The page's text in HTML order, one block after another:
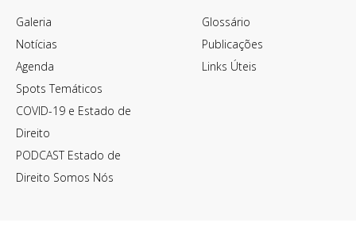
Galeria
Notícias
Agenda
Spots Temáticos
COVID-19 e Estado de
Direito
PODCAST Estado de
Direito Somos Nós
Glossário
Publicações
Links Úteis